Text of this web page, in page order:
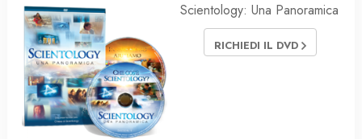
Scientology: Una Panoramica
RICHIEDI IL DVD